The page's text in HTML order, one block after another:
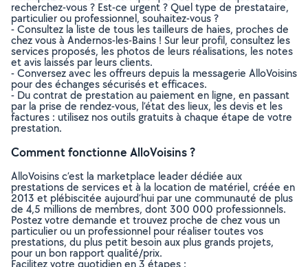
recherchez-vous ? Est-ce urgent ? Quel type de prestataire,
particulier ou professionnel, souhaitez-vous ?
- Consultez la liste de tous les tailleurs de haies, proches de
chez vous à Andernos-les-Bains ! Sur leur profil, consultez les
services proposés, les photos de leurs réalisations, les notes
et avis laissés par leurs clients.
- Conversez avec les offreurs depuis la messagerie AlloVoisins
pour des échanges sécurisés et efficaces.
- Du contrat de prestation au paiement en ligne, en passant
par la prise de rendez-vous, l’état des lieux, les devis et les
factures : utilisez nos outils gratuits à chaque étape de votre
prestation.
Comment fonctionne AlloVoisins ?
AlloVoisins c’est la marketplace leader dédiée aux
prestations de services et à la location de matériel, créée en
2013 et plébiscitée aujourd’hui par une communauté de plus
de 4,5 millions de membres, dont 300 000 professionnels.
Postez votre demande et trouvez proche de chez vous un
particulier ou un professionnel pour réaliser toutes vos
prestations, du plus petit besoin aux plus grands projets,
pour un bon rapport qualité/prix.
Facilitez votre quotidien en 3 étapes :